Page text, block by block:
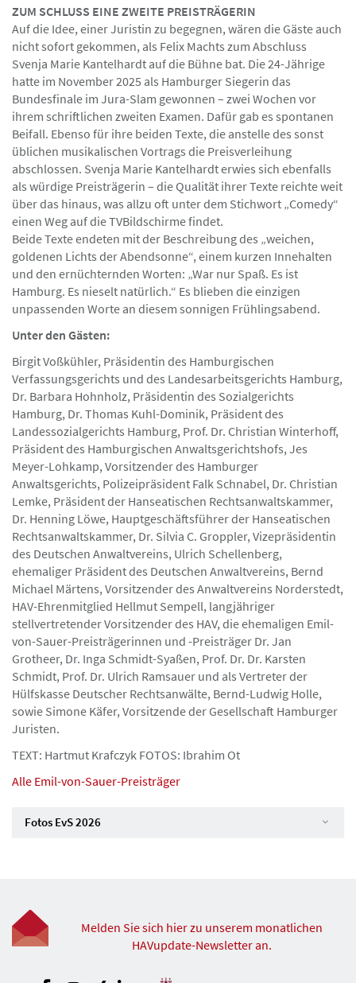
ZUM SCHLUSS EINE ZWEITE PREISTRÄGERIN
Auf die Idee, einer Juristin zu begegnen, wären die Gäste auch
nicht sofort gekommen, als Felix Machts zum Abschluss
Svenja Marie Kantelhardt auf die Bühne bat. Die 24-Jährige
hatte im November 2025 als Hamburger Siegerin das
Bundesfinale im Jura-Slam gewonnen – zwei Wochen vor
ihrem schriftlichen zweiten Examen. Dafür gab es spontanen
Beifall. Ebenso für ihre beiden Texte, die anstelle des sonst
üblichen musikalischen Vortrags die Preisverleihung
abschlossen. Svenja Marie Kantelhardt erwies sich ebenfalls
als würdige Preisträgerin – die Qualität ihrer Texte reichte weit
über das hinaus, was allzu oft unter dem Stichwort „Comedy“
einen Weg auf die TVBildschirme findet.
Beide Texte endeten mit der Beschreibung des „weichen,
goldenen Lichts der Abendsonne“, einem kurzen Innehalten
und den ernüchternden Worten: „War nur Spaß. Es ist
Hamburg. Es nieselt natürlich.“ Es blieben die einzigen
unpassenden Worte an diesem sonnigen Frühlingsabend.
Unter den Gästen:
Birgit Voßkühler, Präsidentin des Hamburgischen
Verfassungsgerichts und des Landesarbeitsgerichts Hamburg,
Dr. Barbara Hohnholz, Präsidentin des Sozialgerichts
Hamburg, Dr. Thomas Kuhl-Dominik, Präsident des
Landessozialgerichts Hamburg, Prof. Dr. Christian Winterhoff,
Präsident des Hamburgischen Anwaltsgerichtshofs, Jes
Meyer-Lohkamp, Vorsitzender des Hamburger
Anwaltsgerichts, Polizeipräsident Falk Schnabel, Dr. Christian
Lemke, Präsident der Hanseatischen Rechtsanwaltskammer,
Dr. Henning Löwe, Hauptgeschäftsführer der Hanseatischen
Rechtsanwaltskammer, Dr. Silvia C. Groppler, Vizepräsidentin
des Deutschen Anwaltvereins, Ulrich Schellenberg,
ehemaliger Präsident des Deutschen Anwaltvereins, Bernd
Michael Märtens, Vorsitzender des Anwaltvereins Norderstedt,
HAV-Ehrenmitglied Hellmut Sempell, langjähriger
stellvertretender Vorsitzender des HAV, die ehemaligen Emil-
von-Sauer-Preisträgerinnen und -Preisträger Dr. Jan
Grotheer, Dr. Inga Schmidt-Syaßen, Prof. Dr. Dr. Karsten
Schmidt, Prof. Dr. Ulrich Ramsauer und als Vertreter der
Hülfskasse Deutscher Rechtsanwälte, Bernd-Ludwig Holle,
sowie Simone Käfer, Vorsitzende der Gesellschaft Hamburger
Juristen.
TEXT: Hartmut Krafczyk FOTOS: Ibrahim Ot
Alle Emil-von-Sauer-Preisträger
Fotos EvS 2026
Melden Sie sich hier zu unserem monatlichen
HAVupdate-Newsletter an.